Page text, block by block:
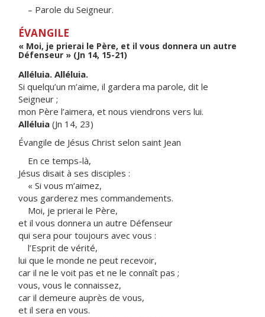
– Parole du Seigneur.
ÉVANGILE
« Moi, je prierai le Père, et il vous donnera un autre
Défenseur » (Jn 14, 15-21)
Alléluia. Alléluia.
Si quelqu’un m’aime, il gardera ma parole, dit le
Seigneur ;
mon Père l’aimera, et nous viendrons vers lui.
Alléluia (Jn 14, 23)
Évangile de Jésus Christ selon saint Jean
En ce temps-là,
Jésus disait à ses disciples :
« Si vous m’aimez,
vous garderez mes commandements.
Moi, je prierai le Père,
et il vous donnera un autre Défenseur
qui sera pour toujours avec vous :
l’Esprit de vérité,
lui que le monde ne peut recevoir,
car il ne le voit pas et ne le connaît pas ;
vous, vous le connaissez,
car il demeure auprès de vous,
et il sera en vous.